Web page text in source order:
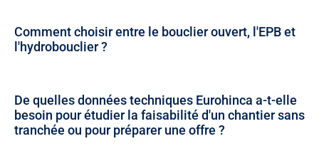
Comment choisir entre le bouclier ouvert, l'EPB et
l'hydrobouclier ?
De quelles données techniques Eurohinca a-t-elle
besoin pour étudier la faisabilité d'un chantier sans
tranchée ou pour préparer une offre ?